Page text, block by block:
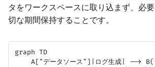
タをワークスペースに取り込まず、必
切な期間保持することです。
graph TD
A["データソース"]|ログ生成| -->